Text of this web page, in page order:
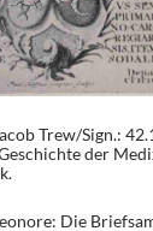
Trew/Sign.:
der
Die